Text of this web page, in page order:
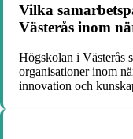
Vilka
Västerås inom
Högskolan i Västerås
organisationer inom
innovation och